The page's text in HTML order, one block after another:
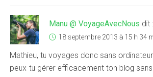
Manu @ VoyageAvecNous dit :
18 septembre 2013 à 15 h 34
Mathieu, tu voyages donc sans
peux-tu gérer efficacement ton blog